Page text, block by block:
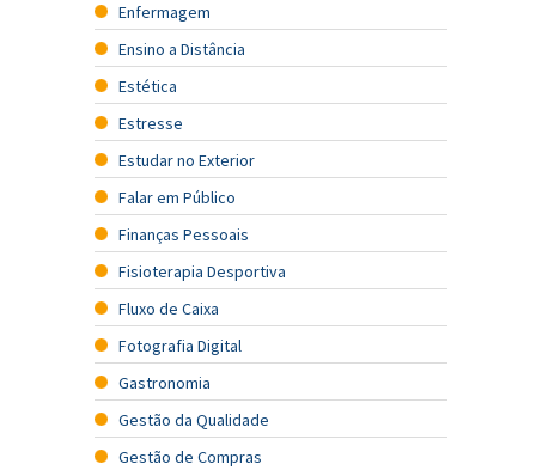
Enfermagem
Ensino a Distância
Estética
Estresse
Estudar no Exterior
Falar em Público
Finanças Pessoais
Fisioterapia Desportiva
Fluxo de Caixa
Fotografia Digital
Gastronomia
Gestão da Qualidade
Gestão de Compras